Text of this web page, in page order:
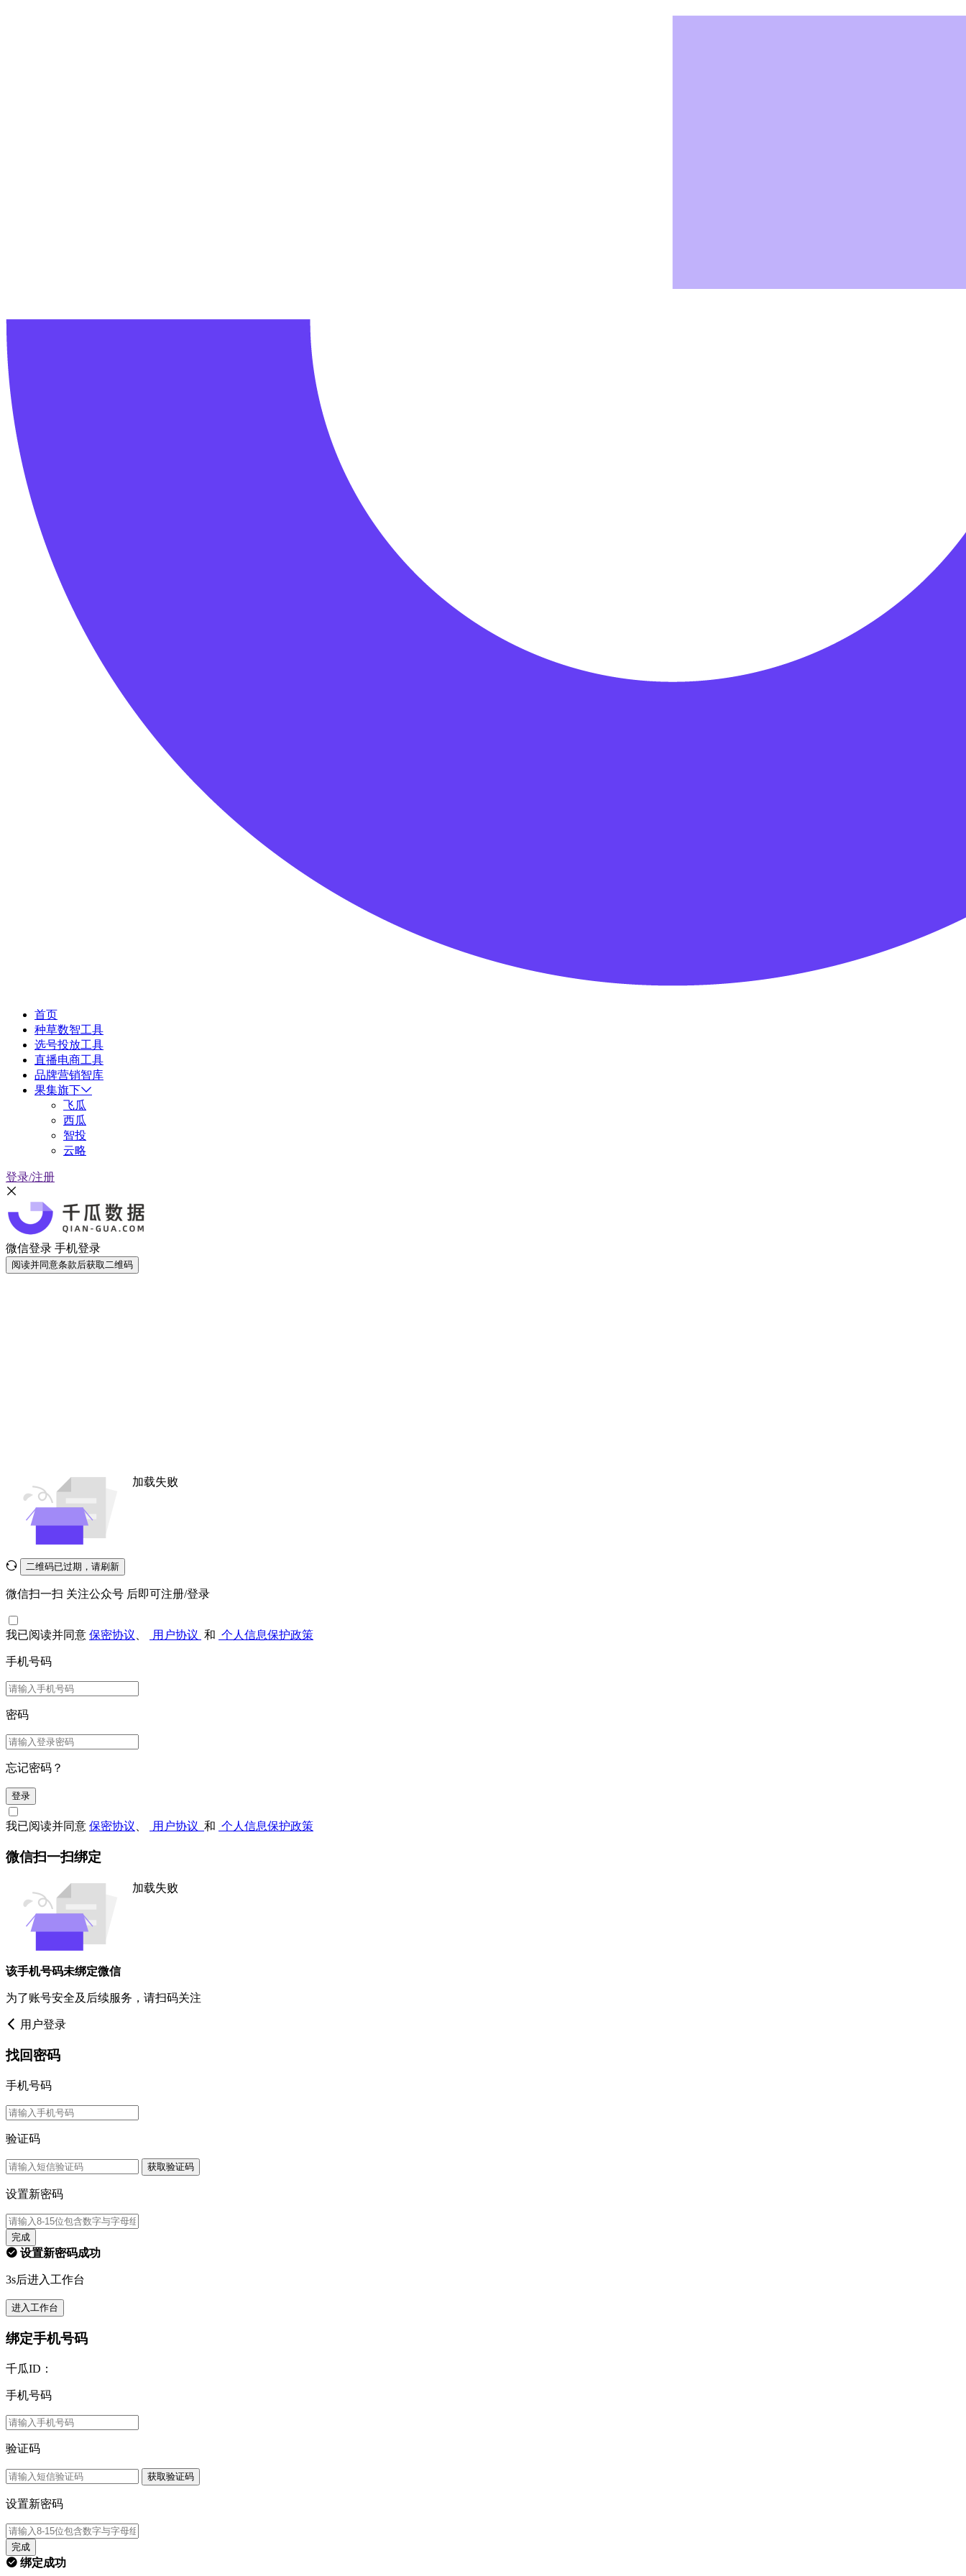
首页
种草数智工具
选号投放工具
直播电商工具
品牌营销智库
果集旗下
飞瓜
西瓜
智投
云略
登录/注册
微信登录 手机登录
阅读并同意条款后获取二维码
加载失败
二维码已过期，请刷新
微信扫一扫 关注公众号 后即可注册/登录
我已阅读并同意 保密协议 用户协议 和 个人信息保护政策
手机号码
密码
忘记密码？
登录
我已阅读并同意 保密协议 用户协议 和 个人信息保护政策
微信扫一扫绑定
加载失败
该手机号码未绑定微信
为了账号安全及后续服务，请扫码关注
用户登录
找回密码
手机号码
验证码
获取验证码
设置新密码
完成
设置新密码成功
3s后进入工作台
进入工作台
绑定手机号码
千瓜ID：
手机号码
验证码
获取验证码
设置新密码
完成
绑定成功